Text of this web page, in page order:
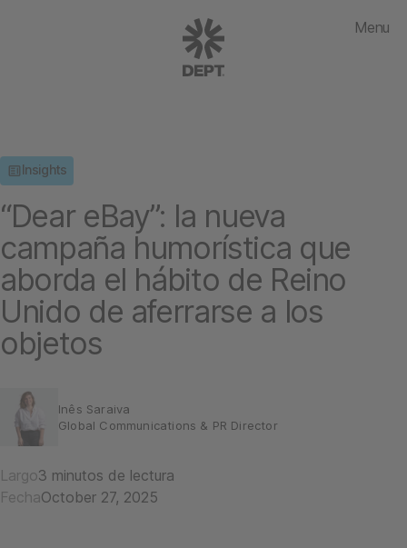
Menu
Insights
“Dear eBay”: la nueva
campaña humorística que
aborda el hábito de Reino
Unido de aferrarse a los
objetos
Inês Saraiva
Global Communications & PR Director
Largo3 minutos de lectura
FechaOctober 27, 2025